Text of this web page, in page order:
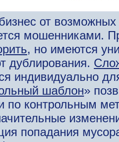
от
мошенниками.
, но имеются
дублирования.
индивидуально
шаблон»
по контрольным
попадания